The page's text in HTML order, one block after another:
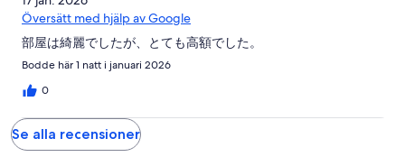
Översätt med hjälp av Google
部屋は綺麗でしたが、とても高額でした。
Bodde här 1 natt i januari 2026
0
Se alla recensioner